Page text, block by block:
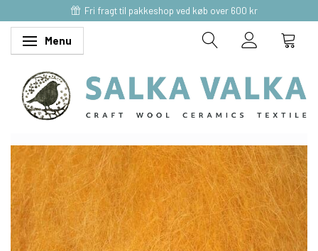
Fri fragt til pakkeshop ved køb over 600 kr
Skifte navigation
Menu